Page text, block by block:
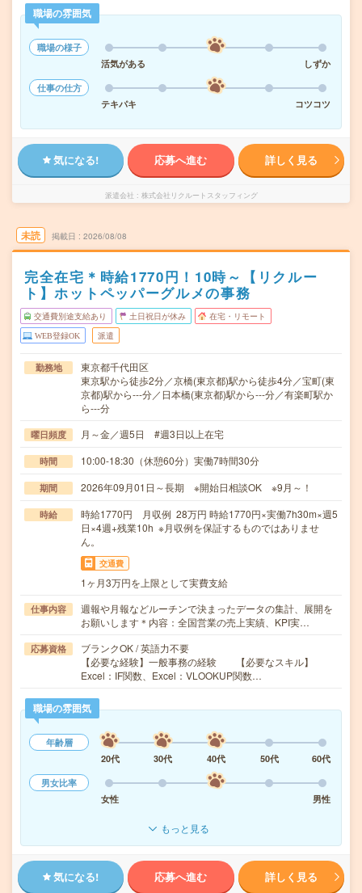
職場の雰囲気
職場の様子
活気がある
しずか
仕事の仕方
テキパキ
コツコツ
気になる! 応募へ進む 詳しく見る
派遣会社 株式会社リクルートスタッフィング
未読 掲載日 2026/08/08
完全在宅＊時給1770円！10時～【リクルー
ト】ホットペッパーグルメの事務
交通費別途支給あり 土日祝日が休み 在宅・リモート
WEB登録OK 派遣
勤務地
東京都千代田区
東京駅から徒歩2分／京橋(東京都)駅から徒歩4分／宝町(東
京都)駅から---分／日本橋(東京都)駅から---分／有楽町駅か
ら---分
曜日頻度 月～金／週5日 #週3日以上在宅
時間 10:00-18:30（休憩60分）実働7時間30分
期間 2026年09月01日～長期 ※開始日相談OK ※9月～！
時給
時給1770円 月収例 28万円 時給1770円×実働7h30m×週5
日×4週+残業10h ※月収例を保証するものではありませ
ん。
交通費
1ヶ月3万円を上限として実費支給
仕事内容
週報や月報などルーチンで決まったデータの集計、展開を
お願いします＊内容：全国営業の売上実績、KPI実…
応募資格
ブランクOK / 英語力不要
【必要な経験】一般事務の経験 【必要なスキル】
Excel：IF関数、Excel：VLOOKUP関数…
職場の雰囲気
年齢層
20代
30代 40代 50代
60代
男女比率
女性
男性
もっと見る
気になる! 応募へ進む 詳しく見る